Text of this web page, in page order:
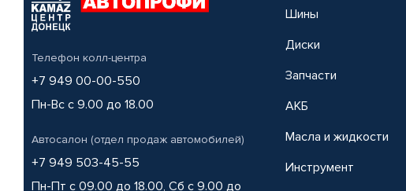
Телефон колл-центра
+7 949 00-00-550
Пн-Вс с 9.00 до 18.00
Автосалон (отдел продаж автомобилей)
+7 949 503-45-55
Пн-Пт с 09.00 до 18.00, Сб с 9.00 до
Шины
Диски
Запчасти
АКБ
Масла и жидкости
Инструмент